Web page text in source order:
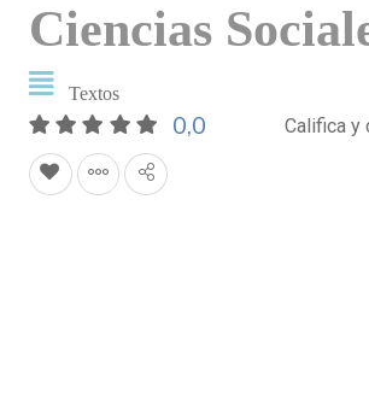
Ciencias
Textos
0,0 Califica y